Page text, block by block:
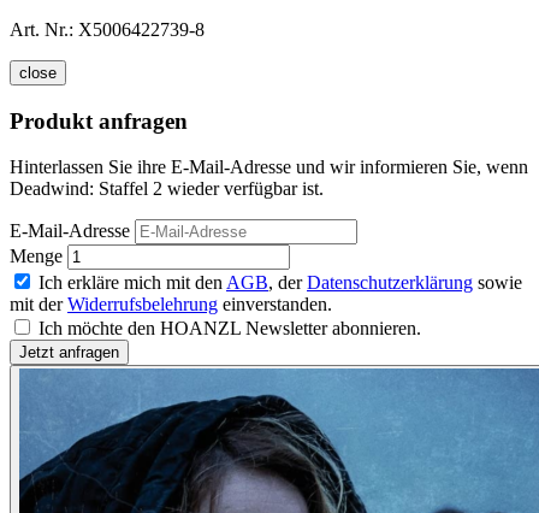
Art. Nr.: X5006422739-8
close
Produkt anfragen
Hinterlassen Sie ihre E-Mail-Adresse und wir informieren Sie, wenn
Deadwind: Staffel 2 wieder verfügbar ist.
E-Mail-Adresse
Menge
Ich erkläre mich mit den AGB, derDatenschutzerklärung sowie
mit derWiderrufsbelehrung einverstanden.
Ich möchte den HOANZL Newsletter abonnieren.